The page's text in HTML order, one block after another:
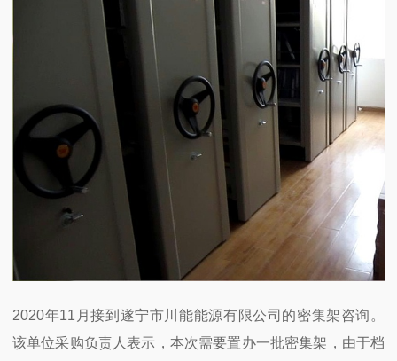
2020年11月接到遂宁市川能能源有限公司的密集架咨询。
该单位采购负责人表示，本次需要置办一批密集架，由于档